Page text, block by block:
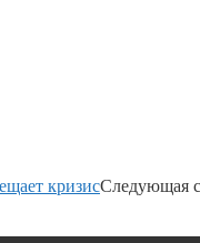
кризисСледующая